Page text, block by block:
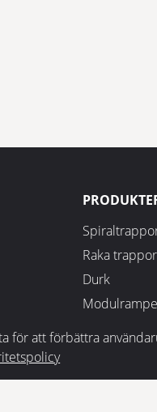
Raka trappor
Durk
för att förbättra